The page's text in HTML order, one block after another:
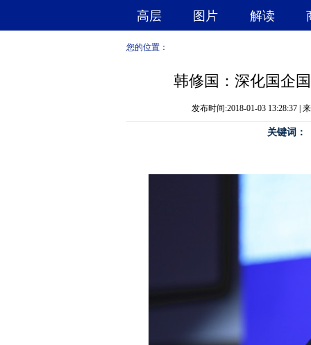
您的位置：
韩修国：深化国企
发布时间:2018-01-03 13:28:37 |
关键词：